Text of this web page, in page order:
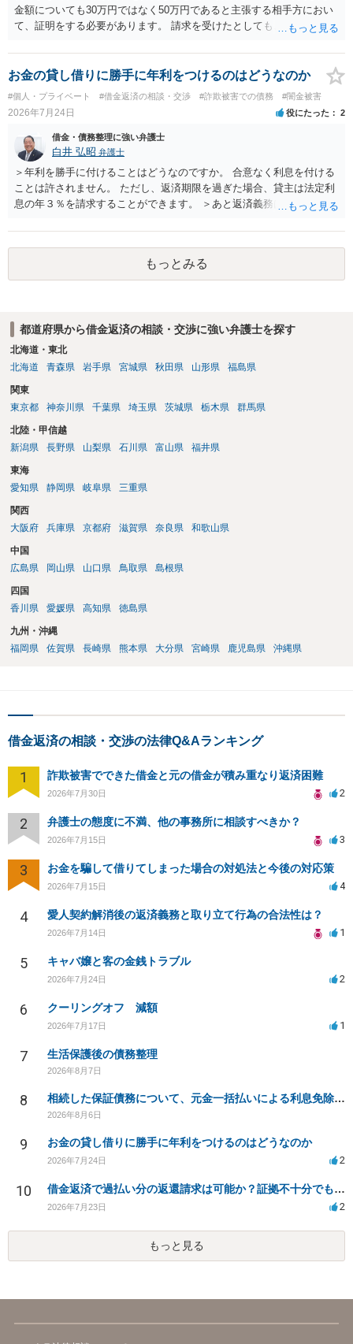
金額についても30万円ではなく50万円であると主張する相手方におい
て、証明をする必要があります。 請求を受けたとしても、もらったも
れることになるでしょう。 請求があるまでは、こちらからアクション
を起こす必要はないかと思います。
お金の貸し借りに勝手に年利をつけるのはどうなのか
#個人・プライベート #借金返済の相談・交渉 #詐欺被害での債務 #闇金被害
2026年7月24日 役にたった 2
借金・債務整理に強い弁護士
白井 弘昭 弁護士
＞年利を勝手に付けることはどうなのですか。 合意なく利息を付ける
ことは許されません。 ただし、返済期限を過ぎた場合、貸主は法定利
息の年３％を請求することができます。 ＞あと返済義務はありますか
りたお金は返さなければいけませんし、勝手につけた利息は返済不要
です。 以上、ご参考まで。
もっとみる
都道府県から借金返済の相談・交渉に強い弁護士を探す
北海道・東北
北海道
青森県 岩手県 宮城県 秋田県 山形県 福島県
関東
東京都
神奈川県 千葉県 埼玉県 茨城県 栃木県 群馬県
北陸・甲信越
新潟県
長野県 山梨県 石川県 富山県 福井県
東海
愛知県
静岡県 岐阜県 三重県
関西
大阪府
兵庫県 京都府 滋賀県 奈良県 和歌山県
中国
広島県
岡山県 山口県 鳥取県 島根県
四国
香川県
愛媛県 高知県 徳島県
九州・沖縄
福岡県
佐賀県 長崎県 熊本県 大分県 宮崎県 鹿児島県 沖縄県
借金返済の相談・交渉の法律Q&Aランキング
1 詐欺被害でできた借金と元の借金が積み重なり返済困難
2026年7月30日 2
2 弁護士の態度に不満、他の事務所に相談すべきか？
2026年7月15日 3
3 お金を騙して借りてしまった場合の対処法と今後の対応策
2026年7月15日 4
4 愛人契約解消後の返済義務と取り立て行為の合法性は？
2026年7月14日 1
5 キャバ嬢と客の金銭トラブル
2026年7月24日 2
6 クーリングオフ 減額
2026年7月17日 1
7 生活保護後の債務整理
2026年8月7日
8 相続した保証債務について、元金一括払いによる利息免除の交渉は可能でしょうか
2026年8月6日
9 お金の貸し借りに勝手に年利をつけるのはどうなのか
2026年7月24日 2
10 借金返済で過払い分の返還請求は可能か？証拠不十分でも弁護士に相談したい
2026年7月23日 2
もっと見る